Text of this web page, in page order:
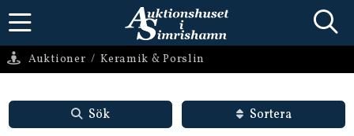
Auktioner / Keramik & Porslin
Sök Sortera